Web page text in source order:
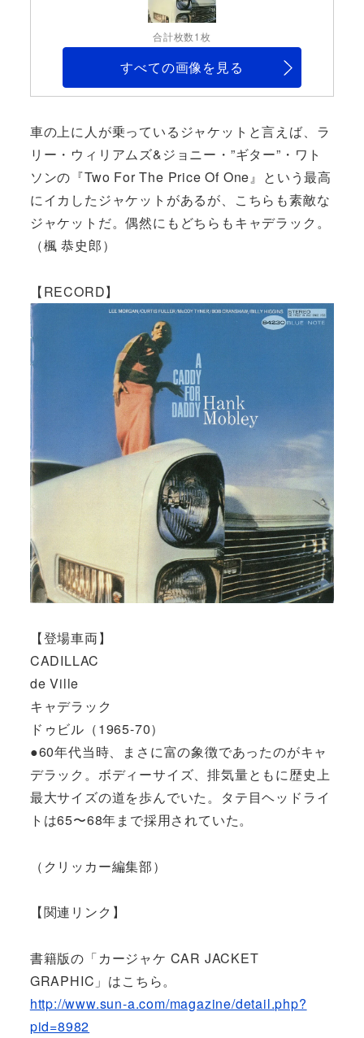
合計枚数1枚
すべての画像を見る
車の上に人が乗っているジャケットと言えば、ラ
リー・ウィリアムズ&ジョニー・”ギター”・ワト
ソンの『Two For The Price Of One』という最高
にイカしたジャケットがあるが、こちらも素敵な
ジャケットだ。偶然にもどちらもキャデラック。
（楓 恭史郎）
【RECORD】
【登場車両】
CADILLAC
de Ville
キャデラック
ドゥビル（1965-70）
●60年代当時、まさに富の象徴であったのがキャ
デラック。ボディーサイズ、排気量ともに歴史上
最大サイズの道を歩んでいた。タテ目ヘッドライ
トは65〜68年まで採用されていた。
（クリッカー編集部）
【関連リンク】
書籍版の「カージャケ CAR JACKET
GRAPHIC」はこちら。
http://www.sun-a.com/magazine/detail.php?
pid=8982